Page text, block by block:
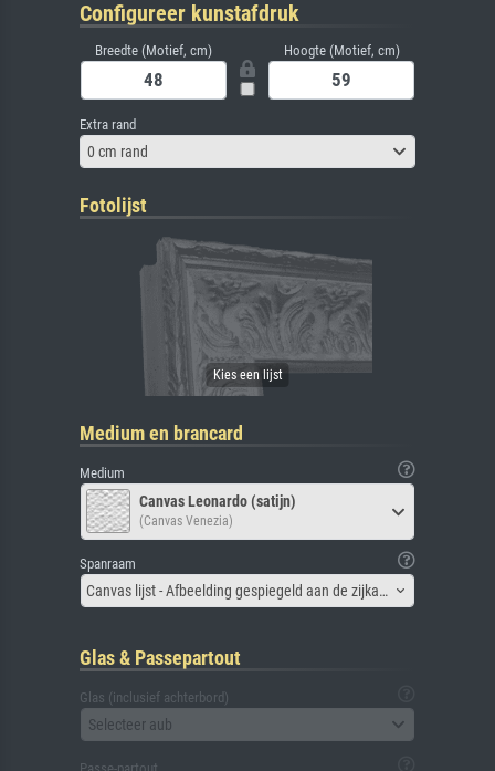
Configureer kunstafdruk
Breedte (Motief, cm) Hoogte (Motief, cm)
Extra rand
0 cm rand
Fotolijst
Medium en brancard
Medium
Canvas Leonardo (satijn)
(Canvas Venezia)
Spanraam
Canvas lijst - Afbeelding gespiegeld aan de zijkant
Glas & Passepartout
Glas (inclusief achterbord)
Selecteer aub